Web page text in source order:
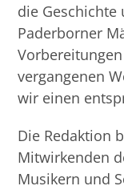
die Geschichte
Paderborner
vergangenen
wir einen
Die Redaktion
Mitwirkenden
Musikern und